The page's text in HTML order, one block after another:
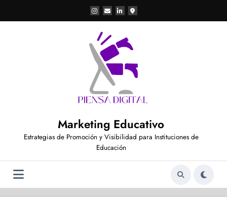
contenido
Marketing Educativo
Estrategias de Promoción y Visibilidad para Instituciones de
Educación